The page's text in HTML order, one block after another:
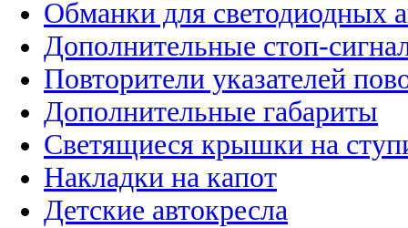
Обманки для светодиодных
Дополнительные стоп-
Повторители указателей
Дополнительные габариты
Светящиеся крышки на
Накладки на капот
Детские автокресла